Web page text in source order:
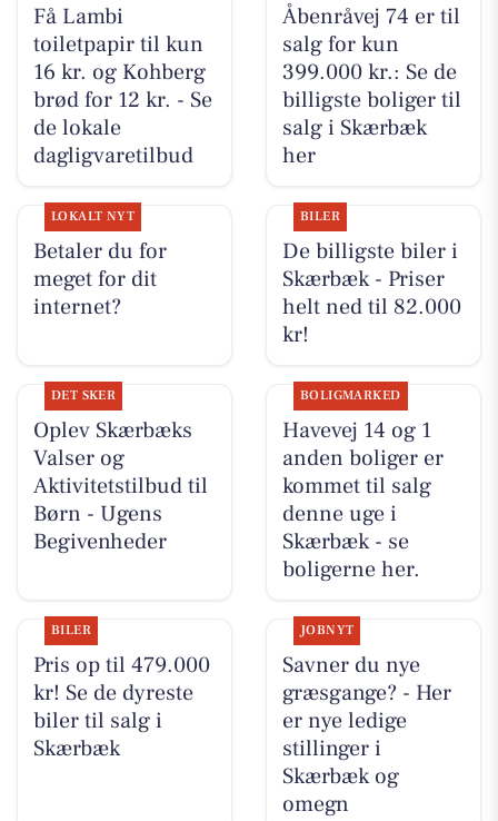
Få Lambi
toiletpapir til kun
16 kr. og Kohberg
brød for 12 kr. - Se
de lokale
dagligvaretilbud
Åbenråvej 74 er til
salg for kun
399.000 kr.: Se de
billigste boliger til
salg i Skærbæk
her
LOKALT NYT
Betaler du for
meget for dit
internet?
BILER
De billigste biler i
Skærbæk - Priser
helt ned til 82.000
kr!
DET SKER
Oplev Skærbæks
Valser og
Aktivitetstilbud til
Børn - Ugens
Begivenheder
BOLIGMARKED
Havevej 14 og 1
anden boliger er
kommet til salg
denne uge i
Skærbæk - se
boligerne her.
BILER
Pris op til 479.000
kr! Se de dyreste
biler til salg i
Skærbæk
JOBNYT
Savner du nye
græsgange? - Her
er nye ledige
stillinger i
Skærbæk og
omegn